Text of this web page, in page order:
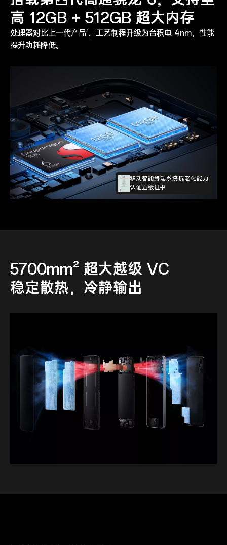
高 12GB + 512GB 超大内存
处理器对比上一代产品7，工艺制程升级为台积电 4nm，性能
提升功耗降低。
移动智能终端系统抗老化能力
认证五级证书
5700mm² 超大越级 VC
稳定散热，冷静输出